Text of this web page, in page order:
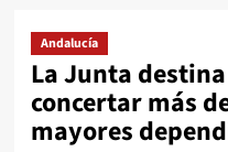
Andalucía
La Junta
concertar más
mayores